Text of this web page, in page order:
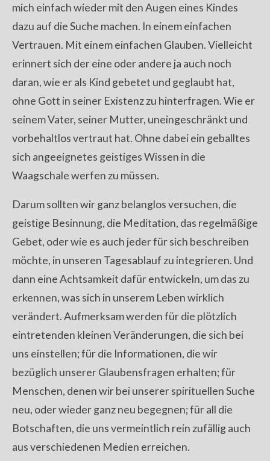
mich einfach wieder mit den Augen eines Kindes
dazu auf die Suche machen. In einem einfachen
Vertrauen. Mit einem einfachen Glauben. Vielleicht
erinnert sich der eine oder andere ja auch noch
daran, wie er als Kind gebetet und geglaubt hat,
ohne Gott in seiner Existenz zu hinterfragen. Wie er
seinem Vater, seiner Mutter, uneingeschränkt und
vorbehaltlos vertraut hat. Ohne dabei ein geballtes
sich angeeignetes geistiges Wissen in die
Waagschale werfen zu müssen.
Darum sollten wir ganz belanglos versuchen, die
geistige Besinnung, die Meditation, das regelmäßige
Gebet, oder wie es auch jeder für sich beschreiben
möchte, in unseren Tagesablauf zu integrieren. Und
dann eine Achtsamkeit dafür entwickeln, um das zu
erkennen, was sich in unserem Leben wirklich
verändert. Aufmerksam werden für die plötzlich
eintretenden kleinen Veränderungen, die sich bei
uns einstellen; für die Informationen, die wir
bezüglich unserer Glaubensfragen erhalten; für
Menschen, denen wir bei unserer spirituellen Suche
neu, oder wieder ganz neu begegnen; für all die
Botschaften, die uns vermeintlich rein zufällig auch
aus verschiedenen Medien erreichen.